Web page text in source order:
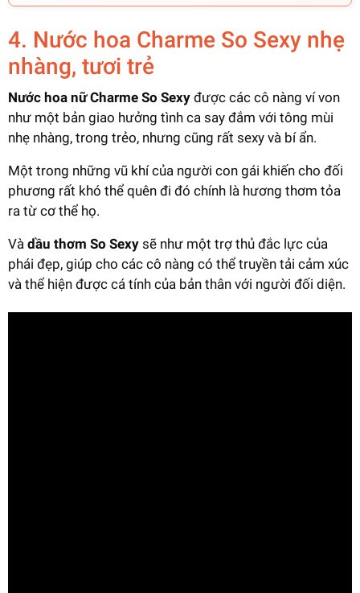
4. Nước hoa Charme So Sexy nhẹ
nhàng, tươi trẻ
Nước hoa nữ Charme So Sexy được các cô nàng ví von
như một bản giao hưởng tình ca say đắm với tông mùi
nhẹ nhàng, trong trẻo, nhưng cũng rất sexy và bí ẩn.
Một trong những vũ khí của người con gái khiến cho đối
phương rất khó thể quên đi đó chính là hương thơm tỏa
ra từ cơ thể họ.
Và dầu thơm So Sexy sẽ như một trợ thủ đắc lực của
phái đẹp, giúp cho các cô nàng có thể truyền tải cảm xúc
và thể hiện được cá tính của bản thân với người đối diện.